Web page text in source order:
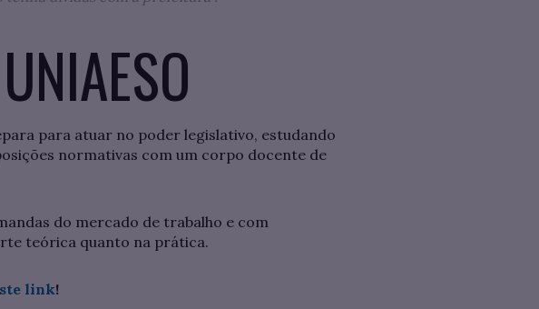
para atuar no poder legislativo, estudando
normativas com um corpo docente de
do mercado de trabalho e com
teórica quanto na prática.
link!